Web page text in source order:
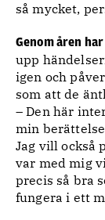
så mycket,
Genom åren
upp
igen och
som att de
– Den här
min
Jag vill också
var med mig
precis så bra
fungera i ett